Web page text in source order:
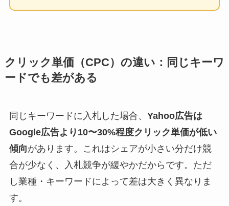
クリック単価（CPC）の違い：同じキーワ
ードでも差がある
同じキーワードに入札した場合、 Yahoo広告は
Google広告より10〜30%程度クリック単価が低い
傾向があります。これはシェアが小さい分だけ競
合が少なく、入札競争が緩やかだからです。ただ
し業種・キーワードによって差は大きく異なりま
す。